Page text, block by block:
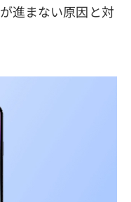
進まない原因と対